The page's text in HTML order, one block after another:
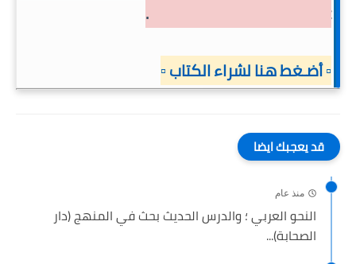
▫️ أضـغط هنا لشراء الكتاب ▫️
قد يعجبك ايضا
منذ عام
النحو العربي ؛ والدرس الحديث بحث في المنهج (دار
الصحابة)...